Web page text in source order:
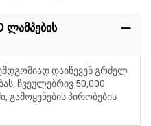
ლამპების
დაიწევენგრძელ
ჩვეულებრივ 50,000
გამოყენების პირობების